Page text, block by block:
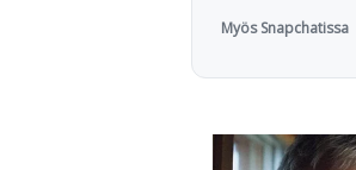
Myös Snapchatissa